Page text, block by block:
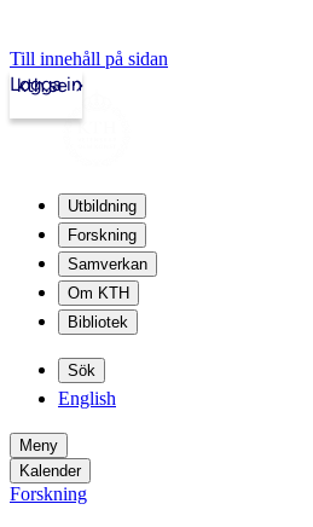
Till innehåll på sidan
kth.se
Logga in
Utbildning
Forskning
Samverkan
Om KTH
Bibliotek
Sök
English
Meny
Kalender
Forskning